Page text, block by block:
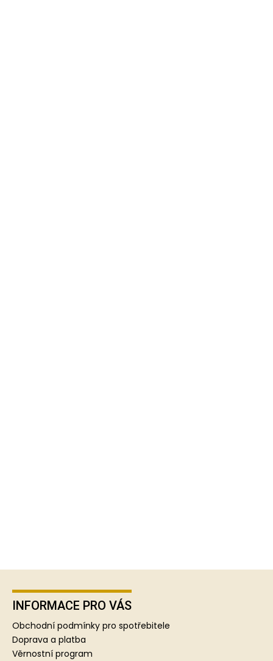
INFORMACE PRO VÁS
Obchodní podmínky pro spotřebitele
Doprava a platba
Věrnostní program